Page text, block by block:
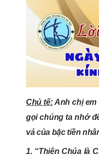
Chủ tế:Anh chị em
gọi chúng ta nhớ
vả của bậc tiền
1. “Thiên Chúa là